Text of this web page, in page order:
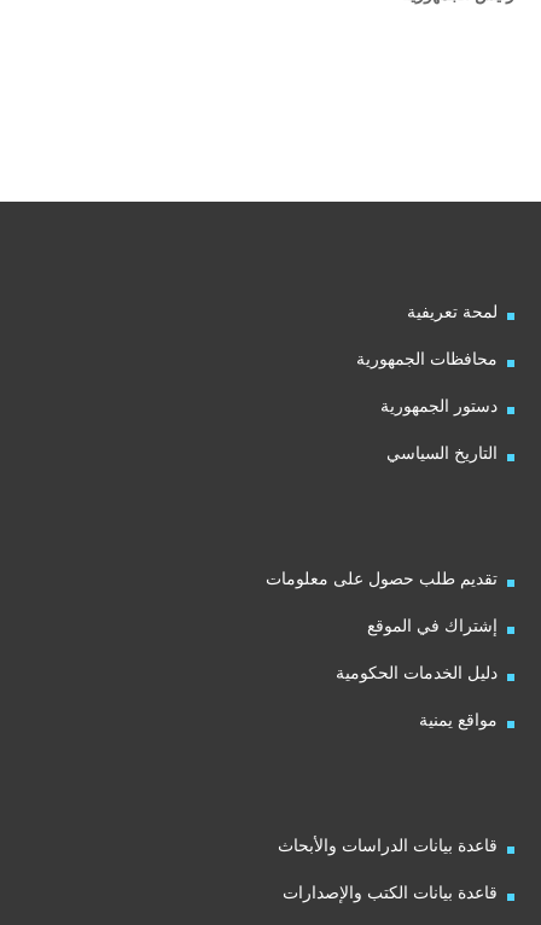
لمحة تعريفية
محافظات الجمهورية
دستور الجمهورية
التاريخ السياسي
تقديم طلب حصول على معلومات
إشتراك في الموقع
دليل الخدمات الحكومية
مواقع يمنية
قاعدة بيانات الدراسات والأبحاث
قاعدة بيانات الكتب والإصدارات